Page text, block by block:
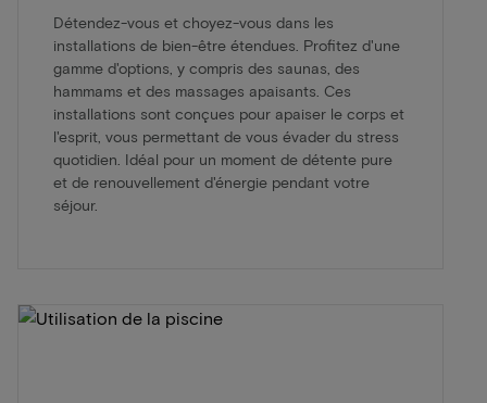
Détendez-vous et choyez-vous dans les
installations de bien-être étendues. Profitez d'une
gamme d'options, y compris des saunas, des
hammams et des massages apaisants. Ces
installations sont conçues pour apaiser le corps et
l'esprit, vous permettant de vous évader du stress
quotidien. Idéal pour un moment de détente pure
et de renouvellement d'énergie pendant votre
séjour.